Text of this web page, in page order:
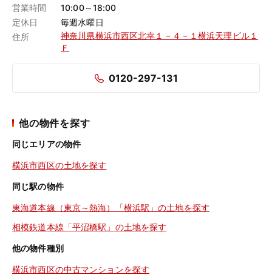
営業時間
10:00～18:00
定休日
毎週水曜日
住所
神奈川県横浜市西区北幸１－４－１横浜天理ビル１
Ｆ
0120-297-131
他の物件を探す
同じエリアの物件
横浜市西区の土地を探す
同じ駅の物件
東海道本線（東京～熱海）「横浜駅」の土地を探す
相模鉄道本線「平沼橋駅」の土地を探す
他の物件種別
横浜市西区の中古マンションを探す